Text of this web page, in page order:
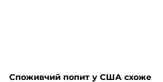
Споживчий попит у США схоже